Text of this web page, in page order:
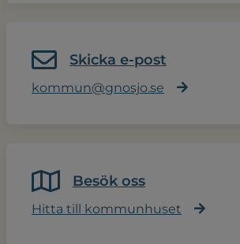
Skicka e-post
kommun@gnosjo.se
Besök oss
Hitta till kommunhuset